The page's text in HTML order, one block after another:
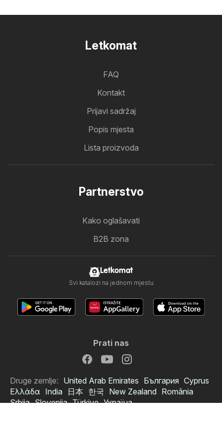
Letkomat
FAQ
Kontakt
Prijavi sadržaj
Popis mjesta
Lista proizvoda
Partnerstvo
Kako oglašavati
B2B zona
Letkomat
Svi katalozi na jednom mjestu
Prati nas
Druge zemlje: United Arab Emirates България Cyprus
Ελλάδα India 日本 한국 New Zealand România
Srbija Slovenija Türkiye Україна